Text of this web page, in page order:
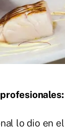
lo dio en